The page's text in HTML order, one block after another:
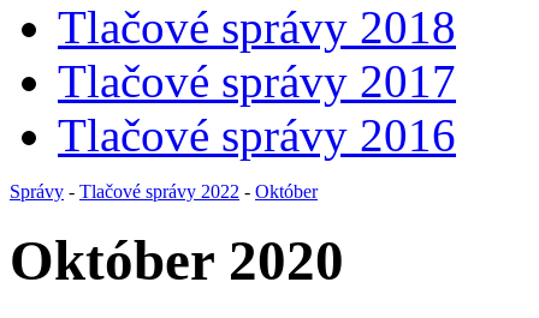
Tlačové správy 2018
Tlačové správy 2017
Tlačové správy 2016
Správy - Tlačové správy 2022 - Október
Október 2020